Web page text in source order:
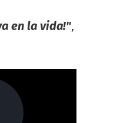
en la vida!",